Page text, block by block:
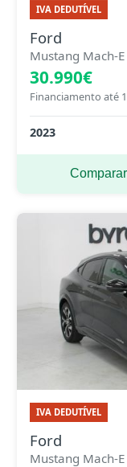
IVA DEDUTÍVEL
Ford
Mustang Mach-
30.990€
Financiamento até
2023
Comparar
IVA DEDUTÍVEL
Ford
Mustang Mach-